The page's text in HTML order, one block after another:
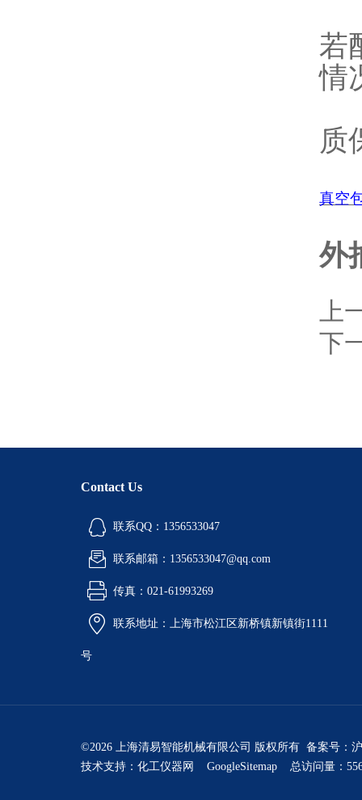
若
情
质
真空
外
上
下
Contact Us
联系QQ：1356533047
联系邮箱：1356533047@qq.com
传真：021-61993269
联系地址：上海市松江区新桥镇新镇街1111
号
©2026 上海清易智能机械有限公司 版权所有 备案号：
技术支持： 化工仪器网 GoogleSitemap 总访问量：